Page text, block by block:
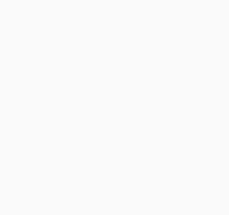
Email
Facebook
Twitter
LinkedIn
global.social-whatsapp